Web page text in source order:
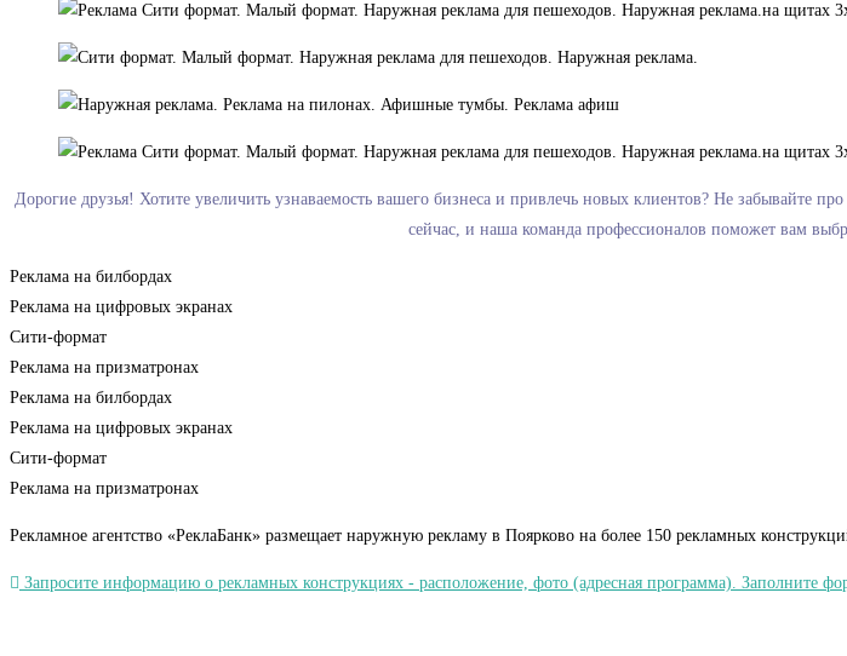
Дорогие друзья! Хотите увеличить узнаваемость вашего бизнеса и привлечь новых клиентов? Не
сейчас, и наша команда профессионалов поможет вам
Реклама на билбордах
Реклама на цифровых экранах
Сити-формат
Реклама на призматронах
Реклама на билбордах
Реклама на цифровых экранах
Сити-формат
Реклама на призматронах
Рекламное агентство «РеклаБанк» размещает наружную рекламу в Поярково на более 150 рекламных
Запросите информацию о рекламных конструкциях - расположение, фото (адресная программа). Заполните